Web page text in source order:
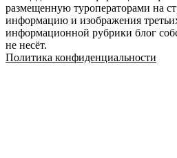
размещенную туроператорами на
информацию и изображения
информационной рубрики блог
не несёт.
Политика конфиденциальности